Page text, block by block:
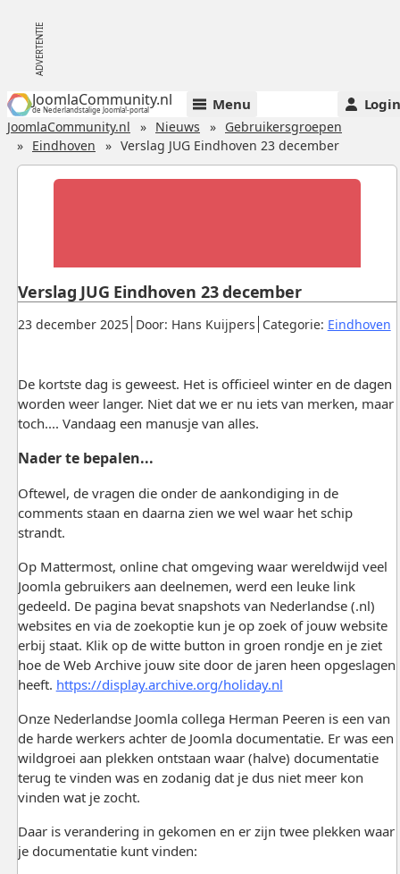
JoomlaCommunity.nl
de Nederlandstalige Joomla!-portal Menu Login
JoomlaCommunity.nl Nieuws
Gebruikersgroepen
Eindhoven
Verslag JUG Eindhoven 23 december
Gepubliceerd:
23 december 2025. Door: Hans Kuijpers. Categorie: Eindhoven.
Verslag JUG Eindhoven 23 december
De kortste dag is geweest. Het is officieel winter en de dagen
worden weer langer. Niet dat we er nu iets van merken, maar
toch.... Vandaag een manusje van alles.
Nader te bepalen...
Oftewel, de vragen die onder de aankondiging in de
comments staan en daarna zien we wel waar het schip
strandt.
Op Mattermost, online chat omgeving waar wereldwijd veel
Joomla gebruikers aan deelnemen, werd een leuke link
gedeeld. De pagina bevat snapshots van Nederlandse (.nl)
websites en via de zoekoptie kun je op zoek of jouw website
erbij staat. Klik op de witte button in groen rondje en je ziet
hoe de Web Archive jouw site door de jaren heen opgeslagen
heeft. https://display.archive.org/holiday.nl
Onze Nederlandse Joomla collega Herman Peeren is een van
de harde werkers achter de Joomla documentatie. Er was een
wildgroei aan plekken ontstaan waar (halve) documentatie
terug te vinden was en zodanig dat je dus niet meer kon
vinden wat je zocht.
Daar is verandering in gekomen en er zijn twee plekken waar
je documentatie kunt vinden: